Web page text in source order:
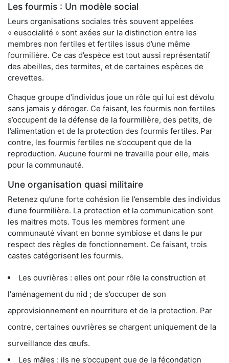
Les fourmis : Un modèle social
Leurs organisations sociales très souvent appelées
« eusocialité » sont axées sur la distinction entre les
membres non fertiles et fertiles issus d’une même
fourmilière. Ce cas d’espèce est tout aussi représentatif
des abeilles, des termites, et de certaines espèces de
crevettes.
Chaque groupe d’individus joue un rôle qui lui est dévolu
sans jamais y déroger. Ce faisant, les fourmis non fertiles
s’occupent de la défense de la fourmilière, des petits, de
l’alimentation et de la protection des fourmis fertiles. Par
contre, les fourmis fertiles ne s’occupent que de la
reproduction. Aucune fourmi ne travaille pour elle, mais
pour la communauté.
Une organisation quasi militaire
Retenez qu’une forte cohésion lie l’ensemble des individus
d’une fourmilière. La protection et la communication sont
les maitres mots. Tous les membres forment une
communauté vivant en bonne symbiose et dans le pur
respect des règles de fonctionnement. Ce faisant, trois
castes catégorisent les fourmis.
Les ouvrières : elles ont pour rôle la construction et
l'aménagement du nid ; de s’occuper de son
approvisionnement en nourriture et de la protection. Par
contre, certaines ouvrières se chargent uniquement de la
surveillance des œufs.
Les mâles : ils ne s’occupent que de la fécondation